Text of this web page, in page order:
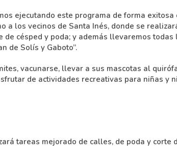
ejecutando este programa de forma
a los vecinos de Santa Inés, donde se
césped y poda; y además llevaremos todas
de Solís y Gaboto”.
vacunarse, llevar a sus mascotas al
de actividades recreativas para niñas y
tareas mejorado de calles, de poda y corte